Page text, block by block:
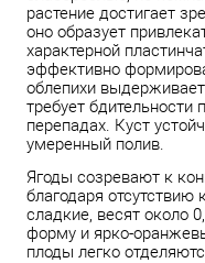
растение достигает
оно образует
характерной
эффективно
облепихи
требует бдительности
перепадах. Куст
умеренный полив.
Ягоды созревают к
благодаря
сладкие, весят около
форму и ярко-
плоды легко